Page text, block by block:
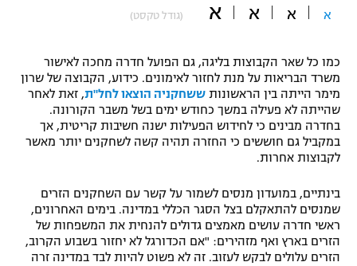
תקנון משתתפים וזוכים בפרסים
תקנון עבור פעילות אלקטרה
תקנון עבור פעילות ספורט 1 – "מרלן"
טניס
גיימינג E-Sports
תנאי שימוש
מדיניות פרטיות
כדורמים
פוטבול אמריקאי NFL
בייסבול MLB
אומנויות לחימה
גיימינג E-Sports
א א א א (גודל טקסט)
כמו כל שאר הקבוצות בליגה, גם הפועל חדרה מחכה לאישור
משרד הבריאות על מנת לחזור לאימונים. כידוע, הקבוצה של שרון
מימר הייתה בין הראשונות ששחקניה הוצאו לחל"ת, זאת לאחר
שהייתה לא פעילה במשך כחודש ימים בשל משבר הקורונה.
בחדרה מבינים כי לחידוש הפעילות ישנה חשיבות קריטית, אך
במקביל גם חוששים כי החזרה תהיה קשה לשחקנים יותר מאשר
לקבוצות אחרות.
בינתיים, במועדון מנסים לשמור על קשר עם השחקנים הזרים
שמנסים להתאקלם בצל הסגר הכללי במדינה. בימים האחרונים,
ראשי חדרה עושים מאמצים גדולים להנחית את המשפחות של
הזרים בארץ ואף מזהירים: "אם הכדורגל לא יחזור בשבוע הקרוב,
הזרים עלולים לבקש לעזוב. זה לא פשוט להיות לבד במדינה זרה